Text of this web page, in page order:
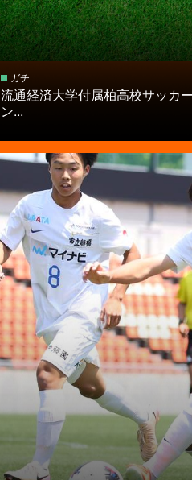
ガチ
流通経済大学付属柏高校サッカ
ン...